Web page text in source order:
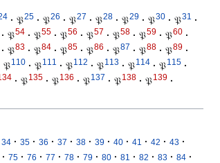
· 𝔓25 · 𝔓26 · 𝔓27 · 𝔓28 · 𝔓29 · 𝔓30 · 𝔓31
·
· 𝔓54 · 𝔓55 · 𝔓56 · 𝔓57 · 𝔓58 · 𝔓59 · 𝔓60 ·
· 𝔓83 · 𝔓84 · 𝔓85 · 𝔓86 · 𝔓87 · 𝔓88 · 𝔓89 ·
𝔓110 · 𝔓111 · 𝔓112 · 𝔓113 · 𝔓114 · 𝔓115 ·
· 𝔓135 · 𝔓136 · 𝔓137 · 𝔓138 · 𝔓139 ·
34 · 35 · 36 · 37 · 38 · 39 · 40 · 41 · 42 · 43 ·
· 75 · 76 · 77 · 78 · 79 · 80 · 81 · 82 · 83 · 84 ·